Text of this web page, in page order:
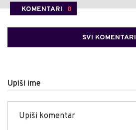
KOMENTARI 0
SVI KOMENTARI
Upiši ime